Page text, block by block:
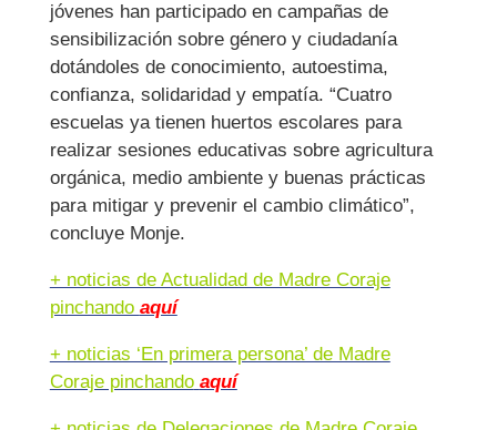
jóvenes han participado en campañas de
sensibilización sobre género y ciudadanía
dotándoles de conocimiento, autoestima,
confianza, solidaridad y empatía. “Cuatro
escuelas ya tienen huertos escolares para
realizar sesiones educativas sobre agricultura
orgánica, medio ambiente y buenas prácticas
para mitigar y prevenir el cambio climático”,
concluye Monje.
+ noticias de Actualidad de Madre Coraje
pinchando aquí
+ noticias ‘En primera persona’ de Madre
Coraje pinchando aquí